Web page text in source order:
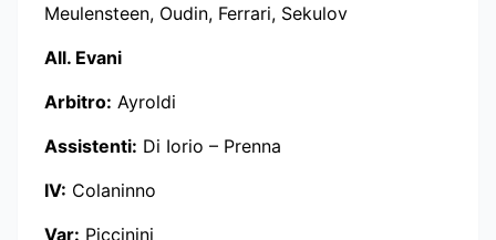
Meulensteen, Oudin, Ferrari, Sekulov
All. Evani
Arbitro: Ayroldi
Assistenti: Di Iorio – Prenna
IV: Colaninno
Var: Piccinini